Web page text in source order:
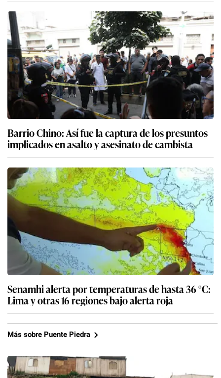
Barrio Chino: Así fue la captura de los presuntos
implicados en asalto y asesinato de cambista
Senamhi alerta por temperaturas de hasta 36 °C:
Lima y otras 16 regiones bajo alerta roja
Más sobre Puente Piedra